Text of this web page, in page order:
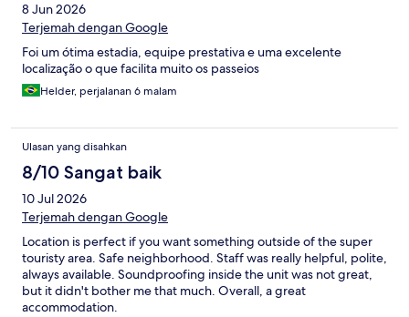
8 Jun 2026
Terjemah dengan Google
Foi um ótima estadia, equipe prestativa e uma excelente
localização o que facilita muito os passeios
Helder, perjalanan 6 malam
Ulasan yang disahkan
8/10 Sangat baik
10 Jul 2026
Terjemah dengan Google
Location is perfect if you want something outside of the super
touristy area. Safe neighborhood. Staff was really helpful, polite,
always available. Soundproofing inside the unit was not great,
but it didn't bother me that much. Overall, a great
accommodation.